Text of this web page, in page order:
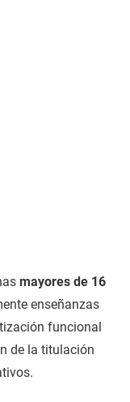
mayores de 16
enseñanzas
funcional
de la titulación